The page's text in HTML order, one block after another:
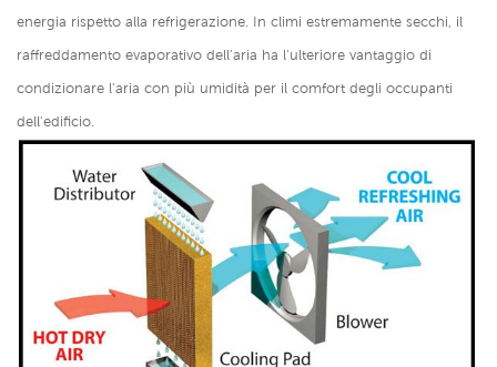
energia rispetto alla refrigerazione. In climi estremamente secchi, il
raffreddamento evaporativo dell'aria ha l'ulteriore vantaggio di
condizionare l'aria con più umidità per il comfort degli occupanti
dell'edificio.